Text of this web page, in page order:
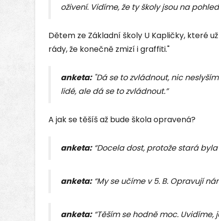
oživení. Vidíme, že ty školy jsou na
Dětem ze Základní školy U Kapličky, které
rády, že konečně zmizí i graffiti."
anketa:"Dá se to zvládnout, nic
lidé, ale dá se to zvládnout.”
A jak se těšíš až bude škola opravená?
anketa:“Docela dost, protože stará
anketa:“My se učíme v 5. B. Opravují
anketa:“Těším se hodně moc.